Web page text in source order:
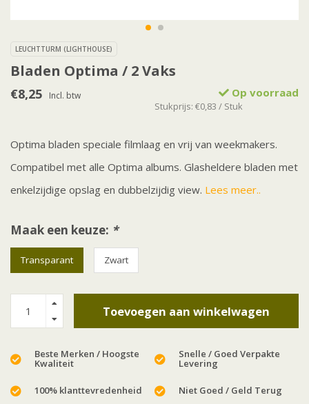
LEUCHTTURM (LIGHTHOUSE)
Bladen Optima / 2 Vaks
€8,25 Incl. btw Op voorraad
Stukprijs: €0,83 / Stuk
Optima bladen speciale filmlaag en vrij van weekmakers.
Compatibel met alle Optima albums. Glasheldere bladen met
enkelzijdige opslag en dubbelzijdig view. Lees meer..
Maak een keuze: *
Transparant Zwart
Toevoegen aan winkelwagen
Beste Merken / Hoogste
Kwaliteit
Snelle / Goed Verpakte
Levering
100% klanttevredenheid Niet Goed / Geld Terug